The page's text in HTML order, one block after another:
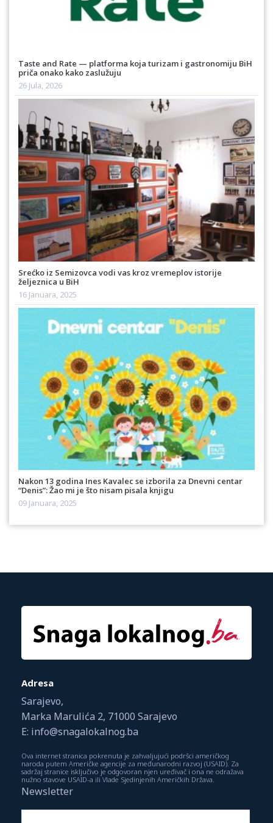
Taste and Rate — platforma koja turizam i gastronomiju BiH
priča onako kako zaslužuju
26 Jula, 2026
Srećko iz Semizovca vodi vas kroz vremeplov istorije
željeznica u BiH
16 Januara, 2025
Nakon 13 godina Ines Kavalec se izborila za Dnevni centar
“Denis”: Žao mi je što nisam pisala knjigu
09 Januara, 2025
Adresa
Sarajevo,
Marka Marulića 2, 71000 Sarajevo
E: info@snagalokalnog.ba
Ova internet stranica pokrenuta je zahvaljujući podršci američkog
naroda putem Američke agencije za međunarodni razvoj (USAID). Za
sadržaj stranice isključivo je odgovoran njen uređivač i ona ne odražava
nužno stavove USAID-a ili Vlade Sjedinjenih Američkih Država.
Newsletter